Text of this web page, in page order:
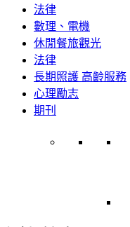
法律
數理、電機
休閒餐旅觀光
法律
長期照護 高齡服務
心理勵志
期刊